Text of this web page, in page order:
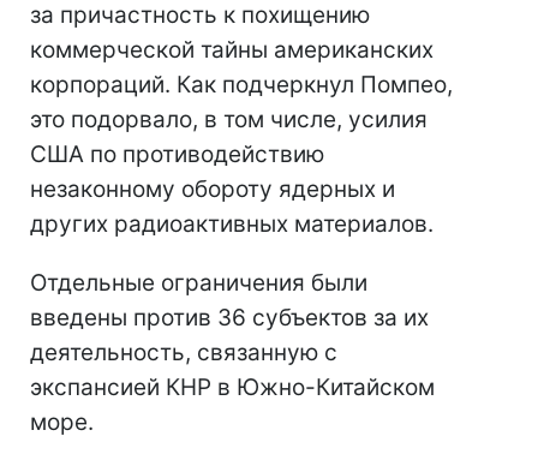
за причастность к похищению
коммерческой тайны американских
корпораций. Как подчеркнул Помпео,
это подорвало, в том числе, усилия
США по противодействию
незаконному обороту ядерных и
других радиоактивных материалов.
Отдельные ограничения были
введены против 36 субъектов за их
деятельность, связанную с
экспансией КНР в Южно-Китайском
море.